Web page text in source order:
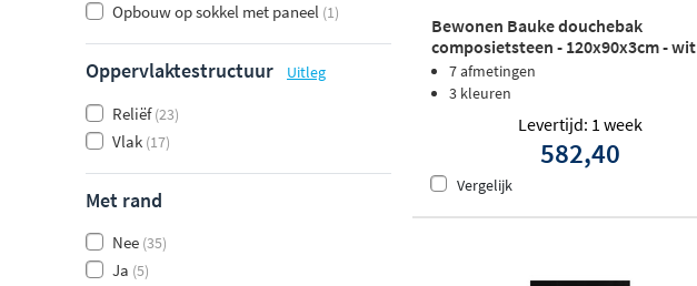
Opbouw op sokkel met paneel (1)
Oppervlaktestructuur Uitleg
Reliëf(23)
Vlak (17)
Met rand
Nee (35)
Ja (5)
Bewonen Bauke douchebak
composietsteen - 120x90x3cm - wit
7 afmetingen
3 kleuren
Levertijd: 1 week
582,40
Vergelijk